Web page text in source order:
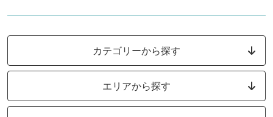
カテゴリーから探す
エリアから探す